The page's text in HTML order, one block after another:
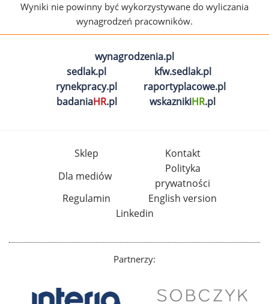
Wyniki nie powinny być wykorzystywane do wyliczania
wynagrodzeń pracowników.
wynagrodzenia.pl
sedlak.pl
kfw.sedlak.pl
rynekpracy.pl
raportyplacowe.pl
badaniaHR.pl wskaznikiHR.pl
Sklep
Kontakt
Dla mediów
Polityka
prywatności
Regulamin
English version
Linkedin
Partnerzy: